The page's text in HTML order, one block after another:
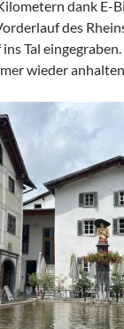
dank E-
des
Tal
wieder